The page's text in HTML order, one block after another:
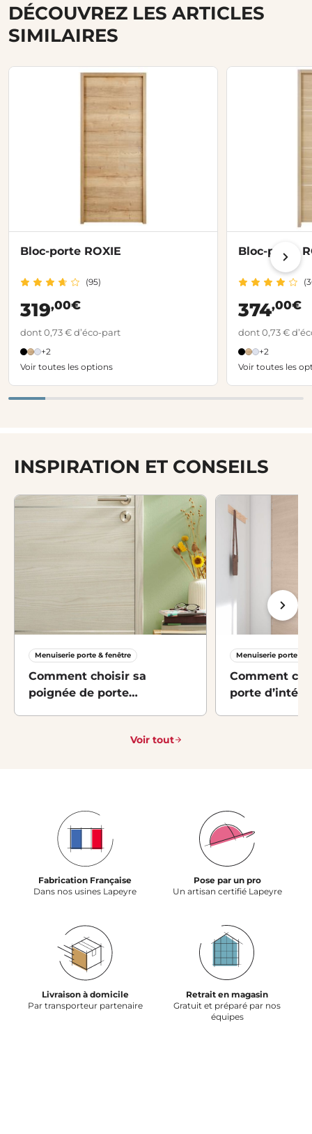
DÉCOUVREZ LES ARTICLES
SIMILAIRES
Bloc-porte ROXIE
(95)
319,00€
dont 0,73 € d’éco-part
+2
Voir toutes les options
Bloc-porte
374,00€
dont 0,73 €
+2
Voir toutes les
INSPIRATION ET CONSEILS
Menuiserie porte & fenêtre
Comment choisir sa
poignée de porte
Menuiserie porte &
Comment
porte
Voir tout
Fabrication Française
Dans nos usines Lapeyre
Pose par un pro
Un artisan certifié Lapeyre
Livraison à domicile
Par transporteur partenaire
Retrait en magasin
Gratuit et préparé par nos
équipes